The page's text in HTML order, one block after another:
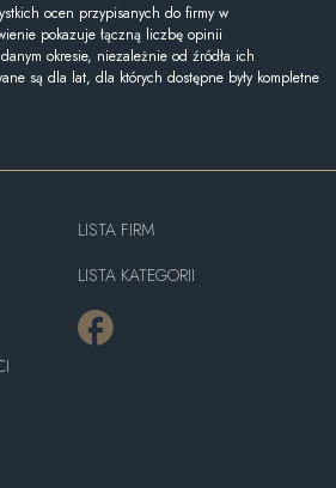
ocen przypisanych do firmy w
pokazuje łączną liczbę opinii
okresie, niezależnie od źródła ich
są dla lat, dla których dostępne były kompletne
LISTA FIRM
LISTA KATEGORII